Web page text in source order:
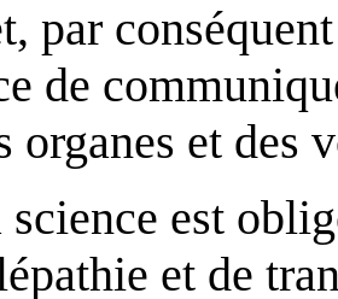
par
de
organes et des
est
et de